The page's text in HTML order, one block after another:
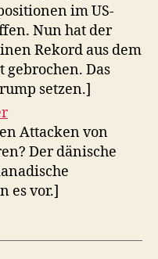
im US-
Nun hat der
Rekord aus dem
Das
setzen.]
Attacken von
Der dänische
es vor.]